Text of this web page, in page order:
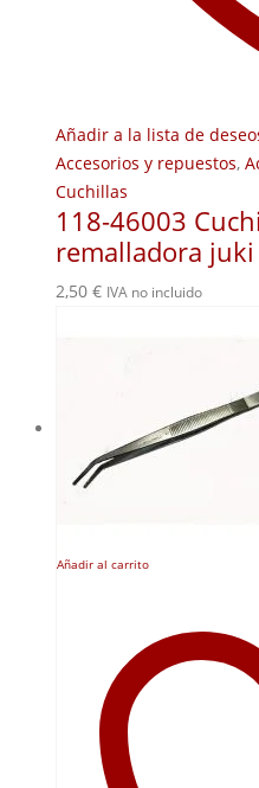
Añadir a la lista de
Accesorios y repuestos,
Cuchillas
118-46003
remalladora juki
2,50 € IVA no incluido
Añadir al carrito